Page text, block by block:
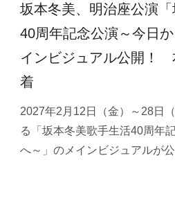
坂本冬美、明治座公演
40周年記念公演～今日
インビジュアル公開！
着
2027年2月12日（金）～28日
る「坂本冬美歌手生活40周年
へ～」のメインビジュアルが